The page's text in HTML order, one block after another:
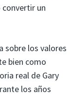
un
sobre los valores
bien como
real de Gary
los años